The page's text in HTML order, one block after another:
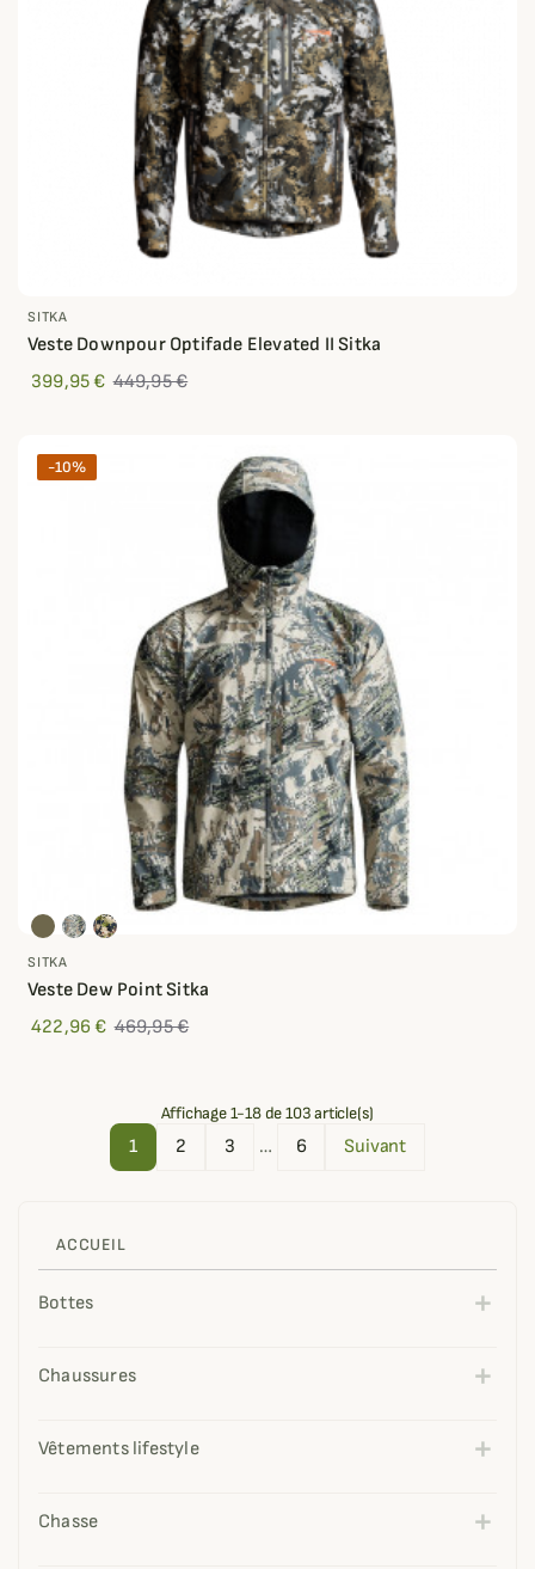
ACCUEIL
Bottes
Chaussures
Vêtements lifestyle
Chasse
SITKA
Veste Downpour Optifade Elevated II Sitka
399,95 € 449,95 €
-10%
SITKA
Veste Dew Point Sitka
422,96 € 469,95 €
Affichage 1-18 de 103 article(s)
1 2 3 … 6 Suivant